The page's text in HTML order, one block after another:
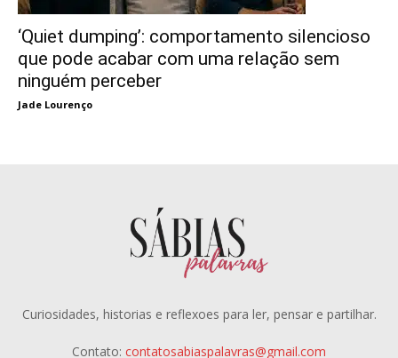
‘Quiet dumping’: comportamento silencioso
que pode acabar com uma relação sem
ninguém perceber
Jade Lourenço
Curiosidades, historias e reflexoes para ler, pensar e partilhar.
Contato: contatosabiaspalavras@gmail.com